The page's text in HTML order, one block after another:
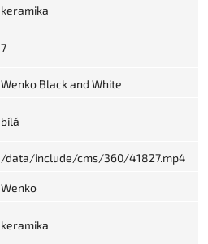
keramika
7
Wenko Black and White
bílá
/data/include/cms/360/41827.mp4
Wenko
keramika